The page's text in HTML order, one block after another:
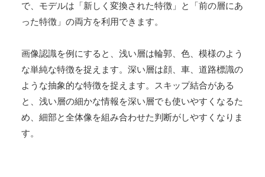
で、モデルは「新しく変換された特徴」と「前の層にあ
った特徴」の両方を利用できます。
画像認識を例にすると、浅い層は輪郭、色、模様のよう
な単純な特徴を捉えます。深い層は顔、車、道路標識の
ような抽象的な特徴を捉えます。スキップ結合がある
と、浅い層の細かな情報を深い層でも使いやすくなるた
め、細部と全体像を組み合わせた判断がしやすくなりま
す。